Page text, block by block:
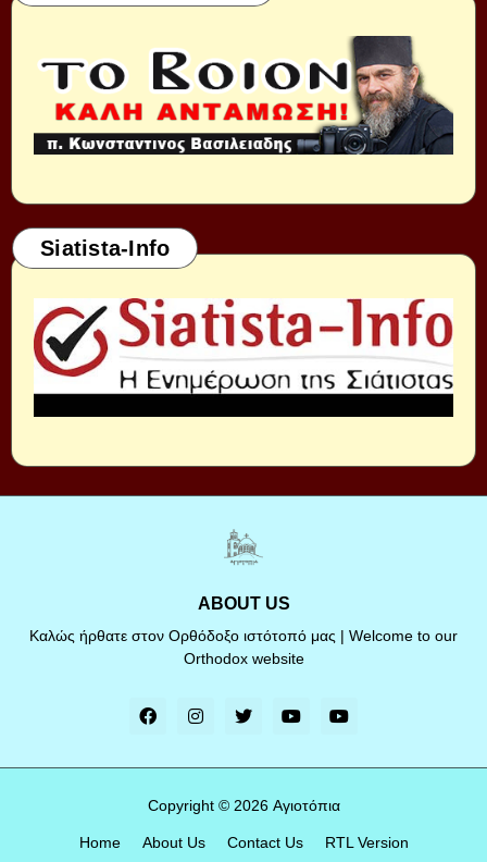
Siatista-Info
ABOUT US
Καλώς ήρθατε στον Ορθόδοξο ιστότοπό μας | Welcome to our
Orthodox website
Copyright © 2026 Αγιοτόπια
Home About Us Contact Us RTL Version